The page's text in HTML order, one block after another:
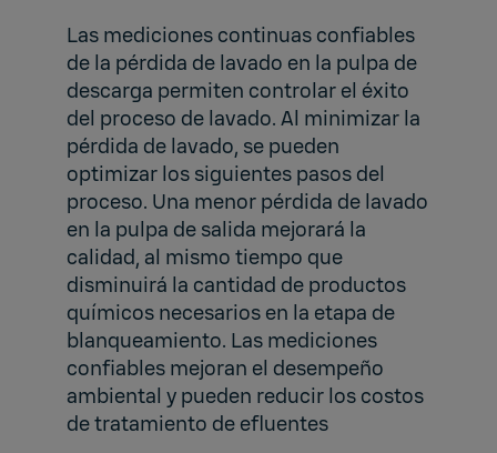
Las mediciones continuas confiables
de la pérdida de lavado en la pulpa de
descarga permiten controlar el éxito
del proceso de lavado. Al minimizar la
pérdida de lavado, se pueden
optimizar los siguientes pasos del
proceso. Una menor pérdida de lavado
en la pulpa de salida mejorará la
calidad, al mismo tiempo que
disminuirá la cantidad de productos
químicos necesarios en la etapa de
blanqueamiento. Las mediciones
confiables mejoran el desempeño
ambiental y pueden reducir los costos
de tratamiento de efluentes